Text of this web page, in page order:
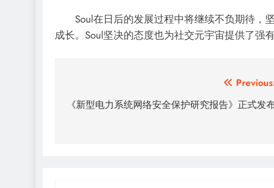
Soul在日后的发展过程中将继续不负期待，
成长。Soul坚决的态度也为社交元宇宙提供了强
章
《新型电力系统网络安全保护研究报告》正式发